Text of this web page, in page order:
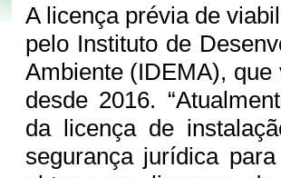
A licença prévia de
pelo Instituto de
Ambiente (IDEMA),
desde 2016.
da licença de
segurança jurídica